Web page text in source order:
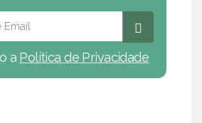
a Política de Privacidade